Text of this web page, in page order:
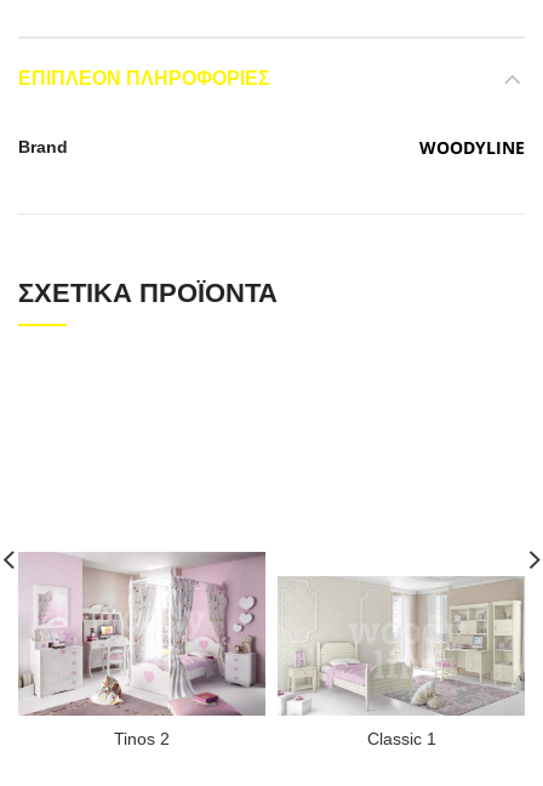
ΕΠΙΠΛΈΟΝ ΠΛΗΡΟΦΟΡΊΕΣ
Brand WOODYLINE
ΣΧΕΤΙΚΆ ΠΡΟΪΌΝΤΑ
Tinos 2 Classic 1